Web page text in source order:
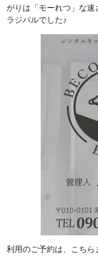
がりは「モーれつ」な
ラジパルでした♪
利用のご予約は、こちら